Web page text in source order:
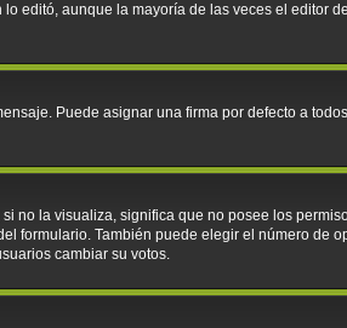
editó, aunque la mayoría de las veces el editor
Puede asignar una firma por defecto a
no la visualiza, significa que no posee los
formulario. También puede elegir el número de
cambiar su votos.